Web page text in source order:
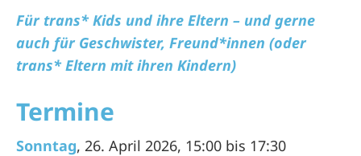
Für trans* Kids und ihre Eltern – und gerne
auch für Geschwister, Freund*innen (oder
trans* Eltern mit ihren Kindern)
Termine
Sonntag, 26. April 2026, 15:00 bis 17:30